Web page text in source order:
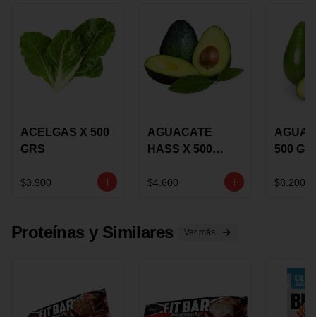
ACELGAS X 500
GRS
$3.900
AGUACATE
HASS X 500
$4.600
500
$8.200
Proteínas y Similares Ver más